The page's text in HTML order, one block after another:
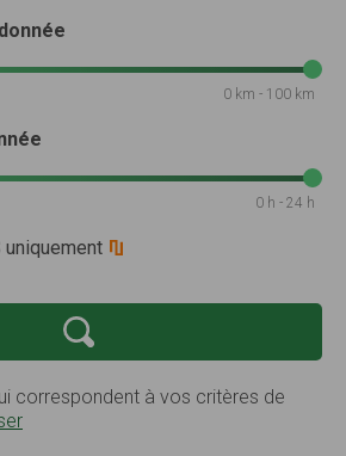
0 km - 100 km
0 h - 24 h
uniquement
correspondent à vos critères de